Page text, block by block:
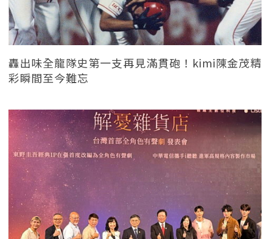
轟出味全龍隊史第一支再見滿貫砲！kimi陳金茂精
彩瞬間至今難忘